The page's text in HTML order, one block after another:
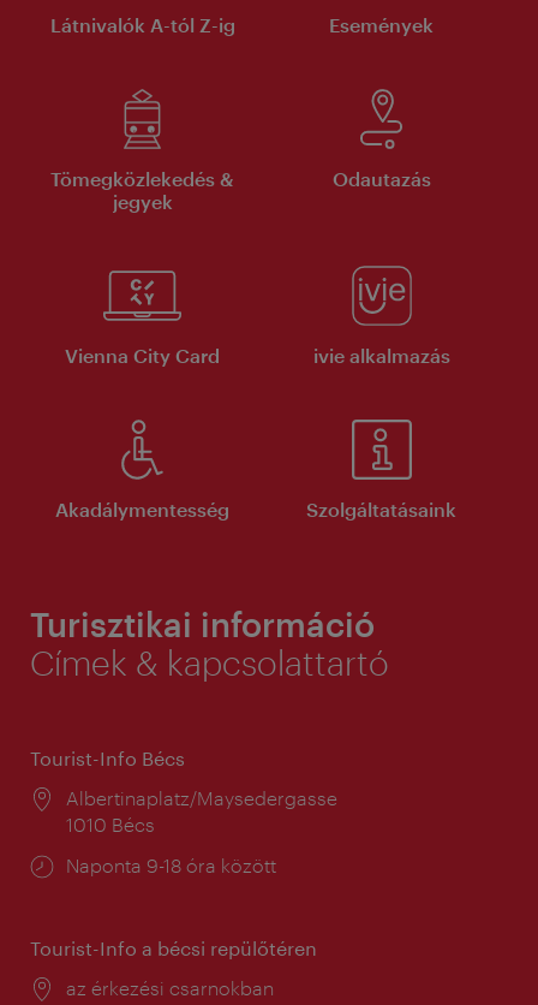
Látnivalók A-tól Z-ig Események
Tömegközlekedés &
jegyek
Odautazás
Vienna City Card ivie alkalmazás
Akadálymentesség Szolgáltatásaink
Turisztikai információ
Címek & kapcsolattartó
Tourist-Info Bécs
Helyszín:
Albertinaplatz/Maysedergasse
1010 Bécs
Nyitva
Naponta 9-18 óra között
Tourist-Info a bécsi repülőtéren
Helyszín:
az érkezési csarnokban